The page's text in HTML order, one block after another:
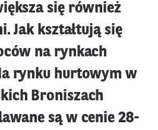
się również
Jak kształtują się
na rynkach
rynku hurtowym w
Broniszach
są w cenie 28-